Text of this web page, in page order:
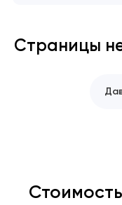
Страницы